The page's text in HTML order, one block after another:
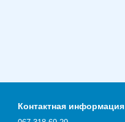
Контактная информация